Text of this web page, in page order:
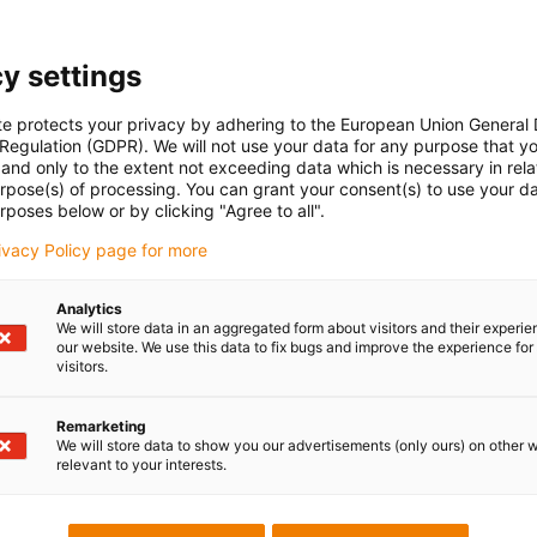
Pondelí až pátek od 7:00 do
settings
protects your privacy by adhering to the European Union General
(GDPR). We will not use your data for any purpose that
only to the extent not exceeding data which is necessary in
of processing. You can grant your consent(s) to use your
below or by clicking "Agree to all".
Policy page for more
Analytics
We will store data in an aggregated form about visitors and their
our website. We use this data to fix bugs and improve the experience for
visitors.
Remarketing
We will store data to show you our advertisements (only ours) on other
relevant to your interests.